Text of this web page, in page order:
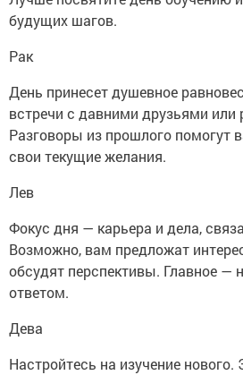
будущих шагов.
Рак
День принесет душевное
встречи с давними друзьями или
Разговоры из прошлого помогут
свои текущие желания.
Лев
Фокус дня — карьера и дела,
Возможно, вам предложат
обсудят перспективы. Главное —
ответом.
Дева
Настройтесь на изучение